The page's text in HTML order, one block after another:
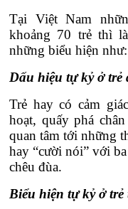
Tại Việt Nam
khoảng 70 trẻ thì
những biểu hiện như:
Dấu hiệu tự kỷ ở
Trẻ hay có cảm
hoạt, quấy phá
quan tâm tới những
hay “cười nói” với
chêu đùa.
Biểu hiện tự kỷ ở